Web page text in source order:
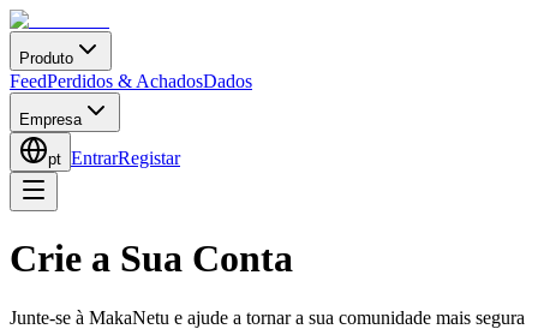
Produto
FeedPerdidos & AchadosDados
Empresa
pt EntrarRegistar
Crie a Sua Conta
Junte-se à MakaNetu e ajude a tornar a sua comunidade mais segura